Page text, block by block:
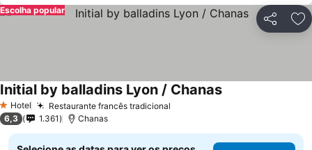
Partilhar
Escolha popular
1 Estrelas
Hotel Restaurante francês tradicional
Initial by balladins Lyon / ChanasVer preços
6,3 1.361 Chanas